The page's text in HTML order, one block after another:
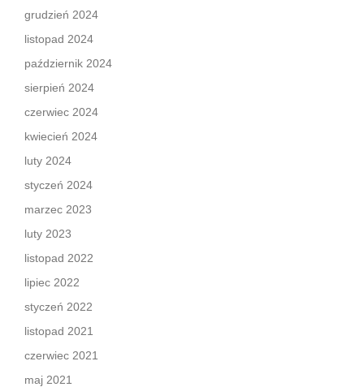
grudzień 2024
listopad 2024
październik 2024
sierpień 2024
czerwiec 2024
kwiecień 2024
luty 2024
styczeń 2024
marzec 2023
luty 2023
listopad 2022
lipiec 2022
styczeń 2022
listopad 2021
czerwiec 2021
maj 2021